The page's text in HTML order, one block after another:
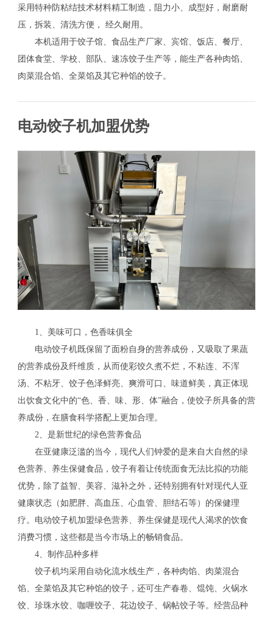
采用特种防粘结技术材料精工制造，阻力小、成型好，耐磨耐
压，拆装、清洗方便， 经久耐用。
本机适用于饺子馆、食品生产厂家、宾馆、饭店、餐厅、
团体食堂、学校、部队、速冻饺子生产等，能生产各种肉馅、
肉菜混合馅、全菜馅及其它种馅的饺子。
电动饺子机加盟优势
1、美味可口，色香味俱全
电动饺子机既保留了面粉自身的营养成份，又吸取了果蔬
的营养成份及纤维质，从而使彩饺久煮不烂，不粘连、不浑
汤、不粘牙、饺子色泽鲜亮、爽滑可口、味道鲜美，真正体现
出饮食文化中的“色、香、味、形、体”融合，使饺子所具备的营
养成份，在膳食科学搭配上更加合理。
2、是新世纪的绿色营养食品
在亚健康泛滥的当今，现代人们钟爱的是来自大自然的绿
色营养、养生保健食品，饺子有着让传统面食无法比拟的功能
优势，除了益智、美容、滋补之外，还特别拥有针对现代人亚
健康状态（如肥胖、高血压、心血管、胆结石等）的保健理
疗。电动饺子机加盟绿色营养、养生保健是现代人渴求的饮食
消费习惯，这些都是当今市场上的畅销食品。
4、制作品种多样
饺子机均采用自动化流水线生产，各种肉馅、肉菜混合
馅、全菜馅及其它种馅的饺子，还可生产春卷、馄饨、火锅水
饺、珍珠水饺、咖喱饺子、花边饺子、锅帖饺子等。经营品种